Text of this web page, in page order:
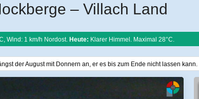
– Villach Land
Wind: 1 km/h Nordost. Heute: Klarer Himmel. Maximal 28°C.
der August mit Donnern an, er es bis zum Ende nicht lassen kann.